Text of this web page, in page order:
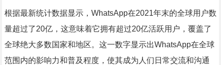
根据最新统计数据显示，WhatsApp在2021年末的全球用户数
量超过了20亿，这意味着它拥有超过20亿活跃用户，覆盖了
全球绝大多数国家和地区。这一数字显示出WhatsApp在全球
范围内的影响力和普及程度，使其成为人们日常交流和沟通